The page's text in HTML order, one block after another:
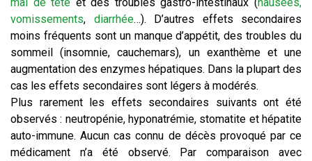
mal de tête et des troubles gastro-intestinaux ( nausées,
vomissements, diarrhée…). D’autres effets secondaires
moins fréquents sont un manque d’appétit, des troubles du
sommeil (insomnie, cauchemars), un exanthème et une
augmentation des enzymes hépatiques. Dans la plupart des
cas les effets secondaires sont légers à modérés.
Plus rarement les effets secondaires suivants ont été
observés : neutropénie, hyponatrémie, stomatite et hépatite
auto-immune. Aucun cas connu de décès provoqué par ce
médicament n’a été observé. Par comparaison avec